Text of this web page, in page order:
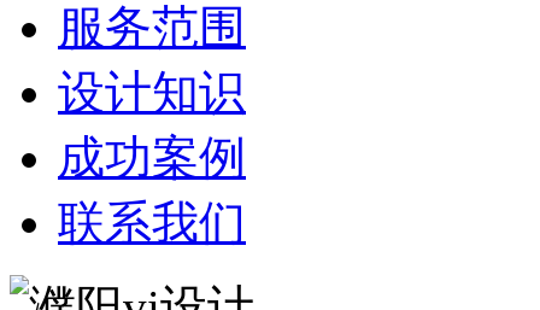
服务范围
设计知识
成功案例
联系我们